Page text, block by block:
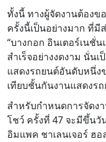
ทั้งนี้ ทางผู้จัดงานต้อง
ครั้งนี้เป็นอย่างมาก ที่
“บางกอก อินเตอร์เนชั่
สำเร็จอย่างงดงาม นั่น
แสดงรถยนต์อันดับหนึ่ง
เทียบชั้นกันงานแสดงร
สำหรับกำหนดการจัดง
โชว์ ครั้งที่ 47 จะมีขึ้นวั
อิมแพค ชาเลนเจอร์ ฮ